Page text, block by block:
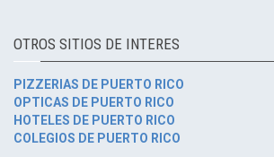
OTROS SITIOS DE INTERES
PIZZERIAS DE PUERTO RICO
OPTICAS DE PUERTO RICO
HOTELES DE PUERTO RICO
COLEGIOS DE PUERTO RICO